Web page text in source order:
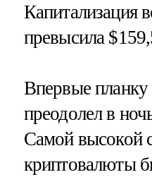
Капитализация
превысила
Впервые
преодолел в
Самой высокой
криптовалюты